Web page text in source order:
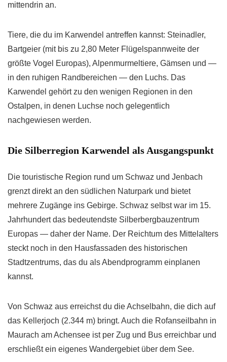
mittendrin an.
Tiere, die du im Karwendel antreffen kannst: Steinadler,
Bartgeier (mit bis zu 2,80 Meter Flügelspannweite der
größte Vogel Europas), Alpenmurmeltiere, Gämsen und —
in den ruhigen Randbereichen — den Luchs. Das
Karwendel gehört zu den wenigen Regionen in den
Ostalpen, in denen Luchse noch gelegentlich
nachgewiesen werden.
Die Silberregion Karwendel als Ausgangspunkt
Die touristische Region rund um Schwaz und Jenbach
grenzt direkt an den südlichen Naturpark und bietet
mehrere Zugänge ins Gebirge. Schwaz selbst war im 15.
Jahrhundert das bedeutendste Silberbergbauzentrum
Europas — daher der Name. Der Reichtum des Mittelalters
steckt noch in den Hausfassaden des historischen
Stadtzentrums, das du als Abendprogramm einplanen
kannst.
Von Schwaz aus erreichst du die Achselbahn, die dich auf
das Kellerjoch (2.344 m) bringt. Auch die Rofanseilbahn in
Maurach am Achensee ist per Zug und Bus erreichbar und
erschließt ein eigenes Wandergebiet über dem See.